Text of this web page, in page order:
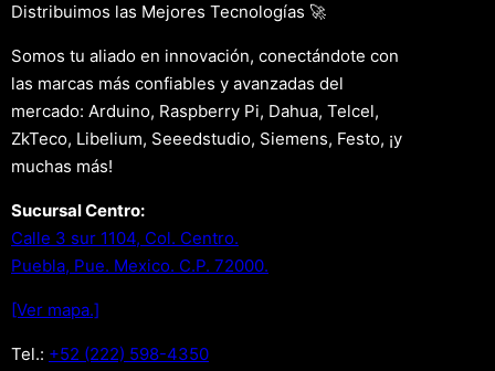
Distribuimos las Mejores Tecnologías 🚀
Somos tu aliado en innovación, conectándote con
las marcas más confiables y avanzadas del
mercado: Arduino, Raspberry Pi, Dahua, Telcel,
ZkTeco, Libelium, Seeedstudio, Siemens, Festo, ¡y
muchas más!
Sucursal Centro:
Calle 3 sur 1104, Col. Centro.
Puebla, Pue. Mexico. C.P. 72000.
[Ver mapa.]
Tel.: +52 (222) 598-4350